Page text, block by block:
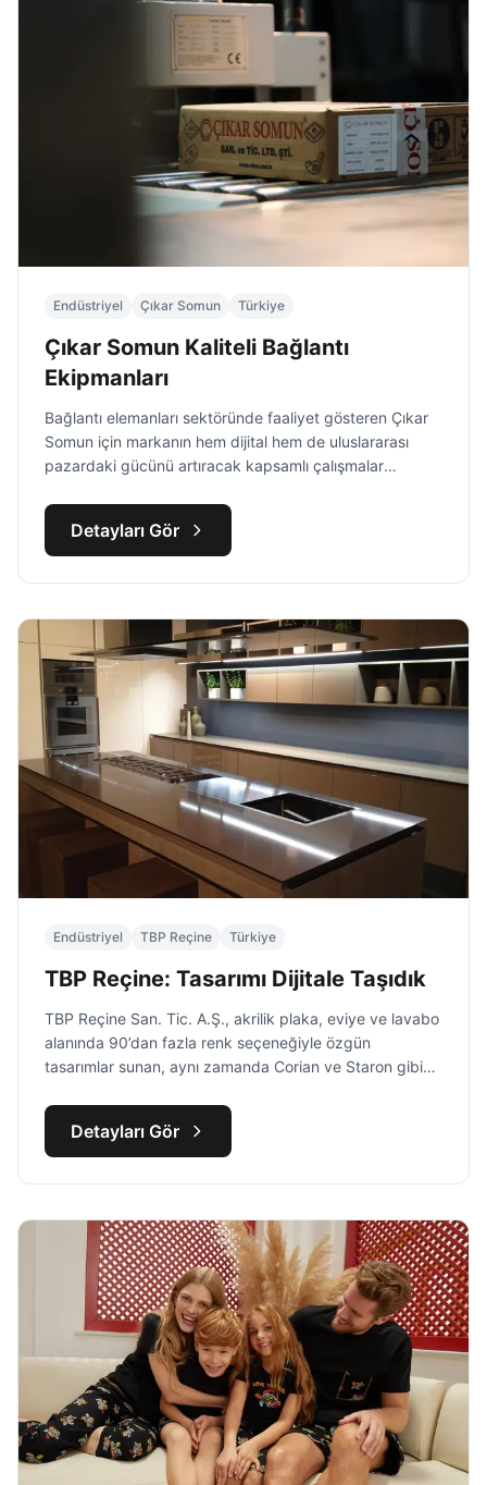
Endüstriyel Çıkar Somun Türkiye
Çıkar Somun Kaliteli Bağlantı
Ekipmanları
Bağlantı elemanları sektöründe faaliyet gösteren Çıkar
Somun için markanın hem dijital hem de uluslararası
pazardaki gücünü artıracak kapsamlı çalışmalar
Detayları Gör
Endüstriyel TBP Reçine Türkiye
TBP Reçine: Tasarımı Dijitale Taşıdık
TBP Reçine San. Tic. A.Ş., akrilik plaka, eviye ve lavabo
alanında 90’dan fazla renk seçeneğiyle özgün
tasarımlar sunan, aynı zamanda Corian ve Staron gibi
güçlü oyuncularındandır.
Detayları Gör